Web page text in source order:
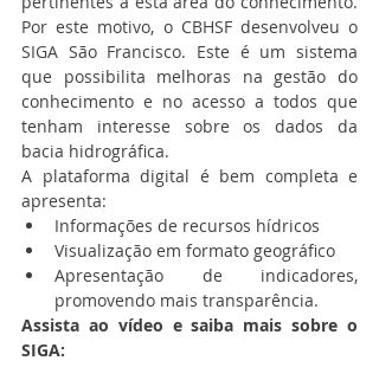
Por este motivo, o CBHSF desenvolveu o
SIGA São Francisco. Este é um sistema
que possibilita melhoras na gestão do
conhecimento e no acesso a todos que
tenham interesse sobre os dados da
bacia hidrográfica.
A plataforma digital é bem completa e
apresenta:
Informações de recursos hídricos
Visualização em formato geográfico
Apresentação de indicadores,
promovendo mais transparência.
Assista ao vídeo e saiba mais sobre o
SIGA: